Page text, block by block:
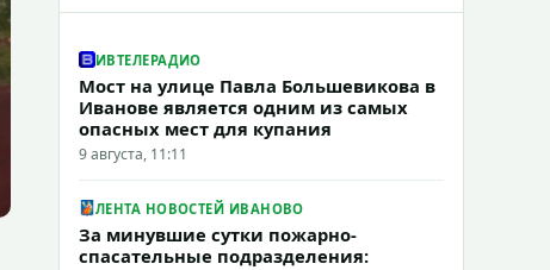
ИВТЕЛЕРАДИО
Мост на улице Павла Большевикова в
Иванове является одним из самых
опасных мест для купания
9 августа, 11:11
ЛЕНТА НОВОСТЕЙ ИВАНОВО
За минувшие сутки пожарно-
спасательные подразделения: